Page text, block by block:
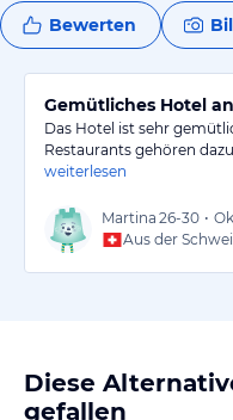
Bewerten
Gemütliches Hotel
Das Hotel ist sehr
Restaurants gehören
weiterlesen
Martina 26-30 •
Aus der
Diese
gefallen